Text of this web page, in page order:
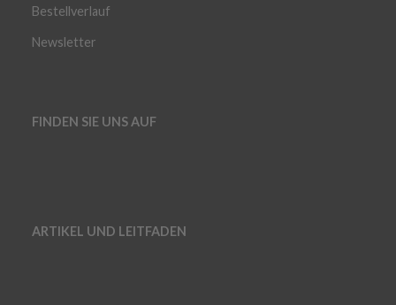
Bestellverlauf
Newsletter
FINDEN SIE UNS AUF
ARTIKEL UND LEITFADEN